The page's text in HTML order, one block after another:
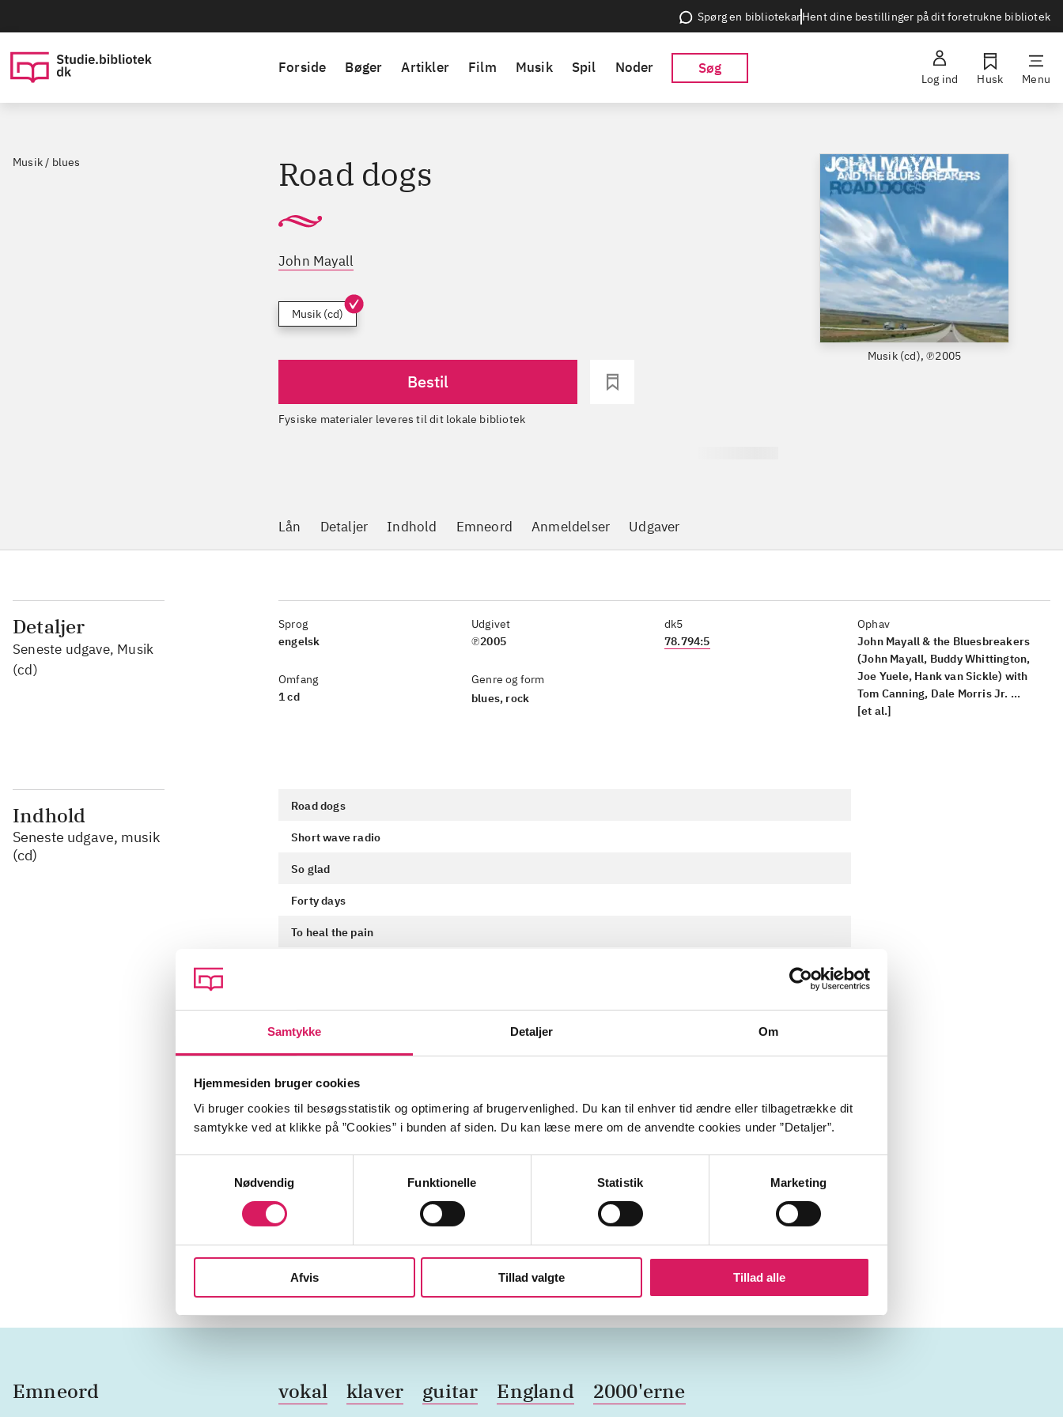
Samtykke Detaljer Om
Hjemmesiden bruger cookies
Vi bruger cookies til besøgsstatistik og optimering af brugervenlighed. Du kan til enhver tid ændre eller tilbagetrække dit
samtykke ved at klikke på ”Cookies” i bunden af siden. Du kan læse mere om de anvendte cookies under ”Detaljer”.
Nødvendig
Funktionelle Statistik Marketing
Afvis Tillad valgte Tillad alle
Spørg en bibliotekarHent dine bestillinger på dit foretrukne bibliotek
Forside Bøger Artikler Film Musik Spil Noder Søg
Log ind Husk Menu
Musik / blues
Musik (cd), ℗2005
Road dogs
John Mayall
Musik (cd)
Bestil
Fysiske materialer leveres til dit lokale bibliotek
Lån Detaljer Indhold Emneord Anmeldelser Udgaver
Detaljer
Seneste udgave, Musik
(cd)
Sprog
engelsk
Omfang
1 cd
Udgivet
℗2005
Genre og form
blues, rock
dk5
78.794:5
Ophav
John Mayall & the Bluesbreakers
(John Mayall, Buddy Whittington,
Joe Yuele, Hank van Sickle) with
Tom Canning, Dale Morris Jr. ...
[et al.]
Indhold
Seneste udgave, musik
(cd)
Road dogs
Short wave radio
So glad
Forty days
To heal the pain
Kona Village
Beyond control
Chaos in the neighbourhood
You'll survive
Awestruck & spellbound
With you
Scrambling
Emneord vokal klaver guitar England 2000'erne